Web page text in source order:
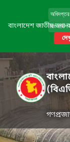
বাংলাদেশ জাতীয় তথ্য